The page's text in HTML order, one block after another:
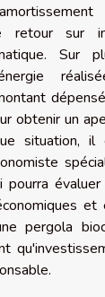
retour sur
Sur
obtenir un
situation, il
pourra
et
pergola